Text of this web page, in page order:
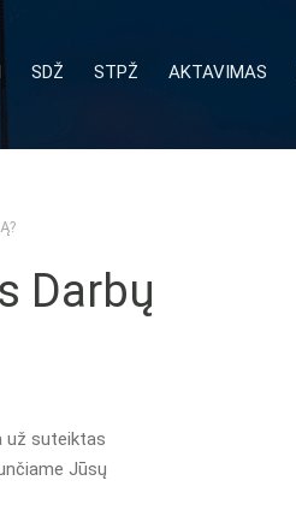
SDŽ STPŽ AKTAVIMAS
Darbų
už suteiktas
Jūsų